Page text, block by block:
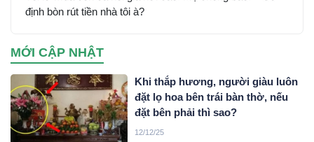
định bòn rút tiền nhà tôi à?
MỚI CẬP NHẬT
Khi thắp hương, người giàu luôn
đặt lọ hoa bên trái bàn thờ, nếu
đặt bên phải thì sao?
12/12/25